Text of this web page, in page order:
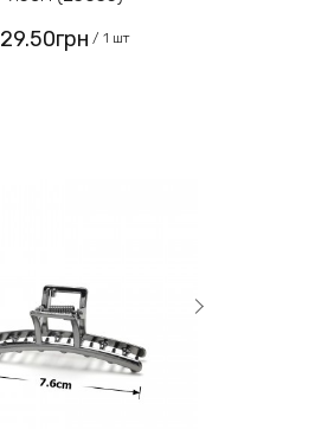
29.50грн / 1 шт